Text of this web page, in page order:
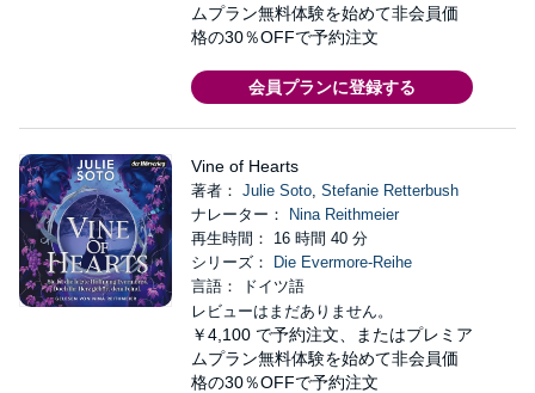
ムプラン無料体験を始めて非会員価
格の30％OFFで予約注文
会員プランに登録する
Vine of Hearts
著者： Julie Soto, Stefanie Retterbush
ナレーター：
Nina Reithmeier
再生時間： 16 時間 40 分
シリーズ：
Die Evermore-Reihe
言語： ドイツ語
レビューはまだありません。
￥4,100 で予約注文、またはプレミア
ムプラン無料体験を始めて非会員価
格の30％OFFで予約注文